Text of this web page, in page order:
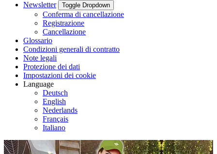
Newsletter
Toggle Dropdown
Conferma di cancellazione
Registrazione
Cancellazione
Glossario
Condizioni generali di contratto
Note legali
Protezione dei dati
Impostazioni dei cookie
Language
Deutsch
English
Nederlands
Français
Italiano